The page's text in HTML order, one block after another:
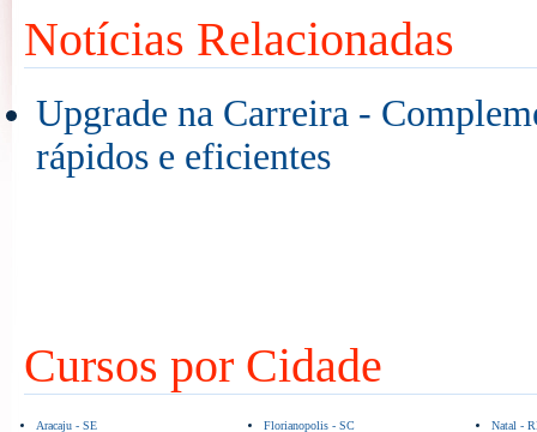
Notícias Relacionadas
Upgrade na Carreira -
rápidos e eficientes
Cursos por Cidade
Aracaju - SE
Florianopolis - SC
Natal -